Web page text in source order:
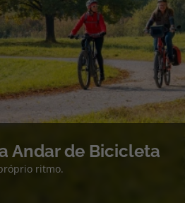
Andar de Bicicleta
ritmo.